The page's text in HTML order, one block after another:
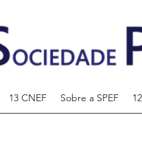
13 CNEF Sobre a SPEF